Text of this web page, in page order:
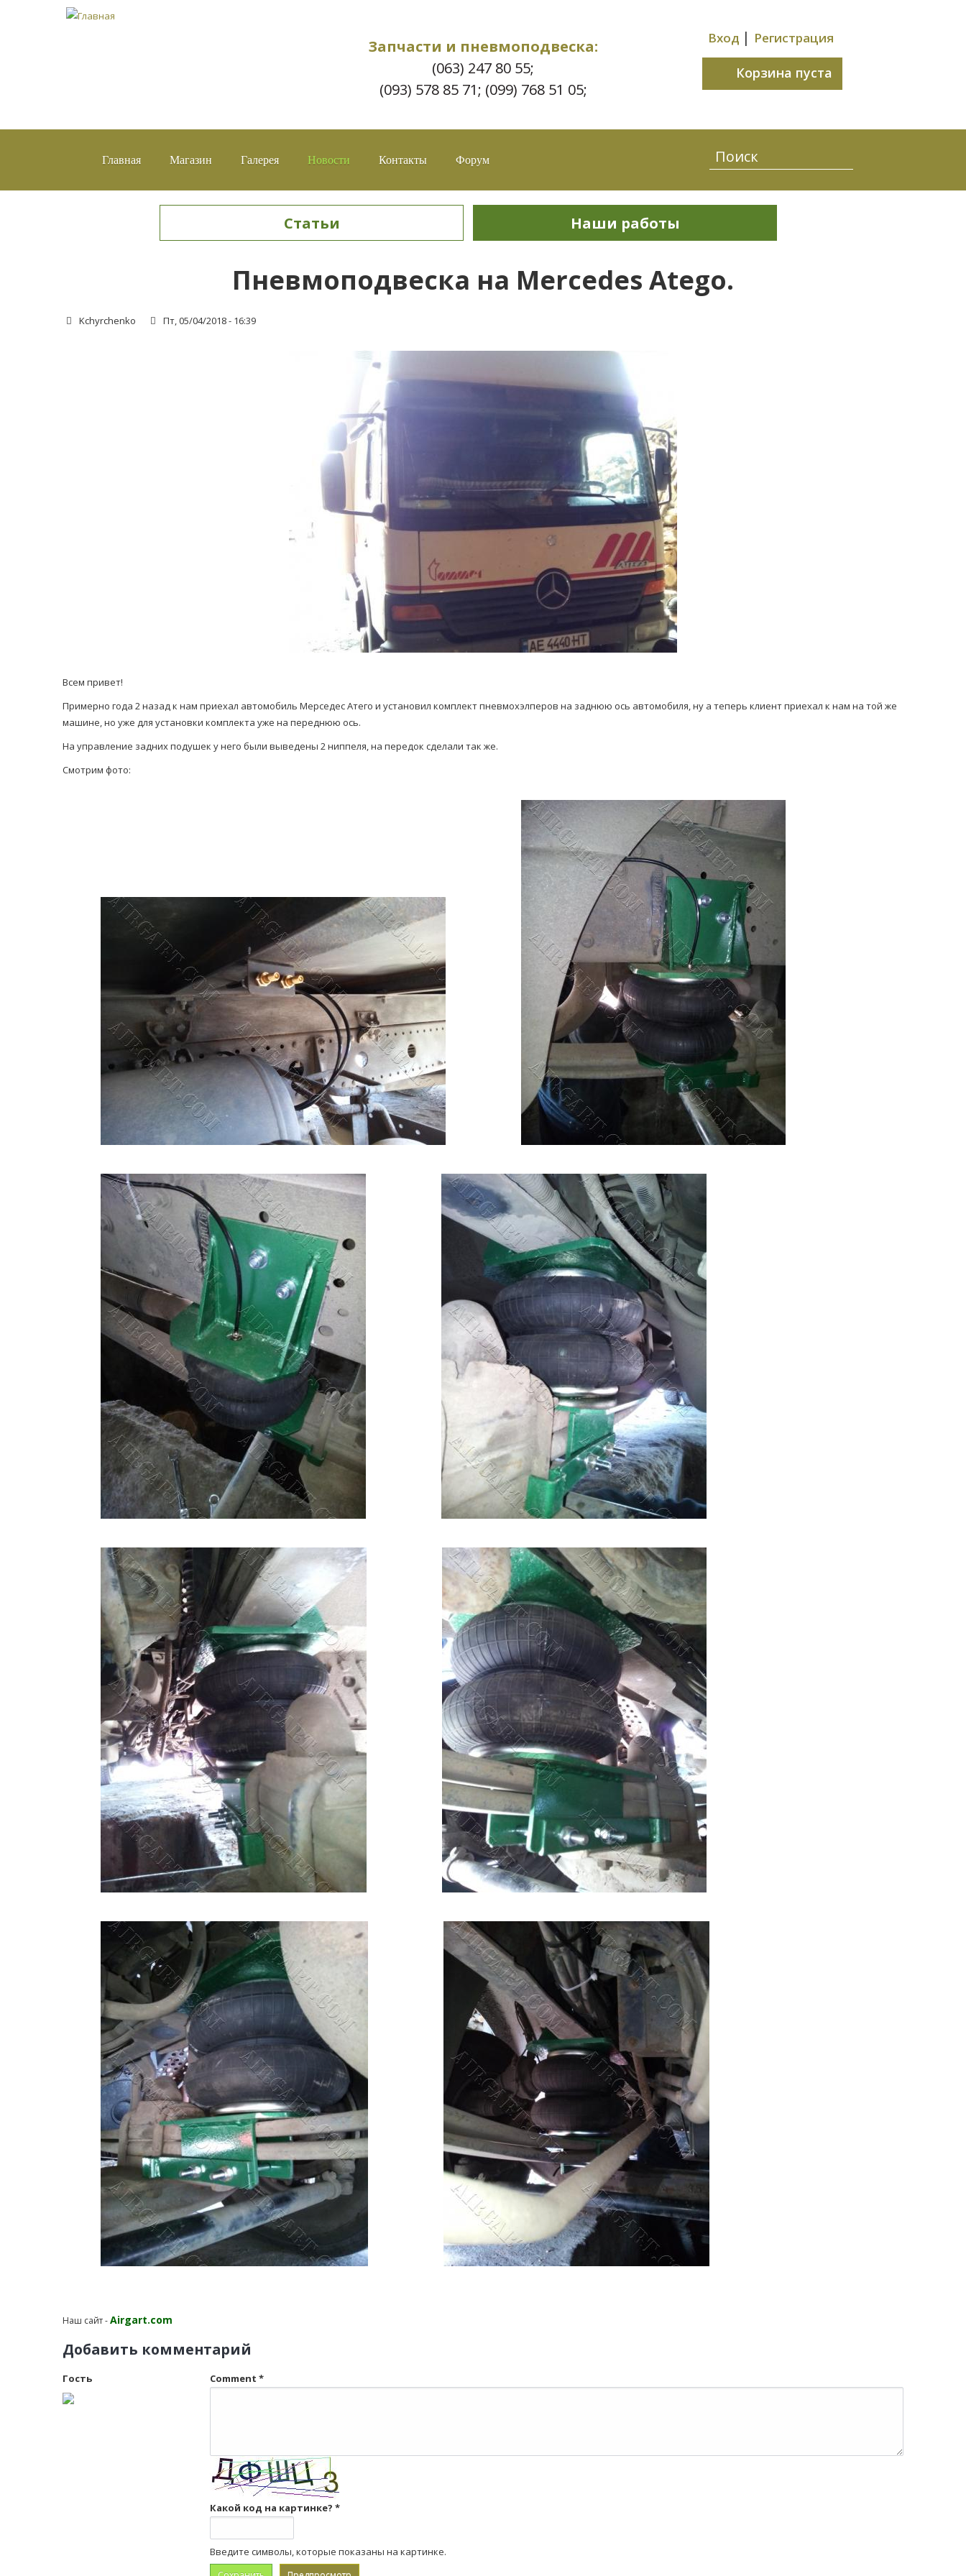
Запчасти и пневмоподвеска:
(063) 247 80 55;
(093) 578 85 71; (099) 768 51 05;
Вход | Регистрация
Корзина пуста
Главная Магазин Галерея Новости Контакты Форум
Статьи Наши работы
Пневмоподвеска на Mercedes Atego.
Kchyrchenko Пт, 05/04/2018 - 16:39
Всем привет!
Примерно года 2 назад к нам приехал автомобиль Мерседес Атего и установил комплект пневмохэлперов на заднюю ось автомобиля, ну а теперь клиент приехал к нам на той же
машине, но уже для установки комплекта уже на переднюю ось.
На управление задних подушек у него были выведены 2 ниппеля, на передок сделали так же.
Смотрим фото:
Наш сайт -Airgart.com
Добавить комментарий
Гость Comment *
Какой код на картинке? *
Введите символы, которые показаны на картинке.